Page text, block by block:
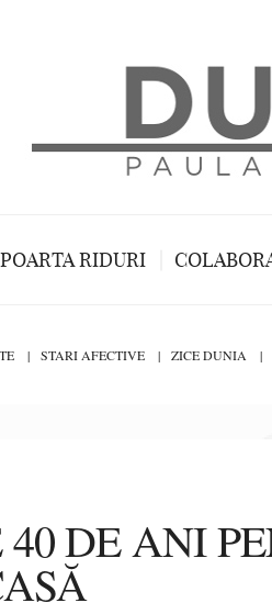
POARTA RIDURI
STARI AFECTIVE ZICE DUNIA
DE ANI